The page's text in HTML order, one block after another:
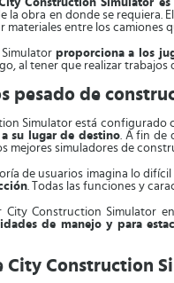
Construction Simulator
la obra en donde se
materiales entre los camiones
proporciona a los
al tener que realizar
pesado de
Simulator está configurado
su lugar de destino. A fin de
mejores simuladores de
de usuarios imagina lo
. Todas las funciones y
City Construction Simulator
de manejo y para
City Construction